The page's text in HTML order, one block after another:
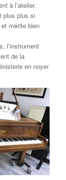
à l’atelier.
plus plus si
mérite bien
l’instrument
de la
en noyer